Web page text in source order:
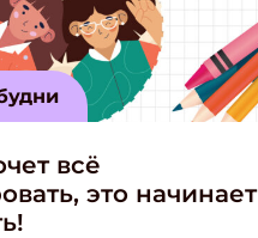
всё
это начинает